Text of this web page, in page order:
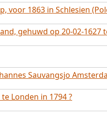
voor 1863 in Schlesien
gehuwd op 20-02-1627
Sauvangsjo
Londen in 1794 ?